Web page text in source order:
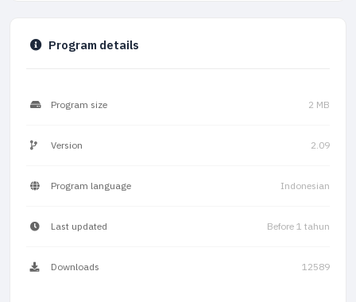
Program details
Program size 2 MB
Version 2.09
Program language Indonesian
Last updated Before 1 tahun
Downloads 12589